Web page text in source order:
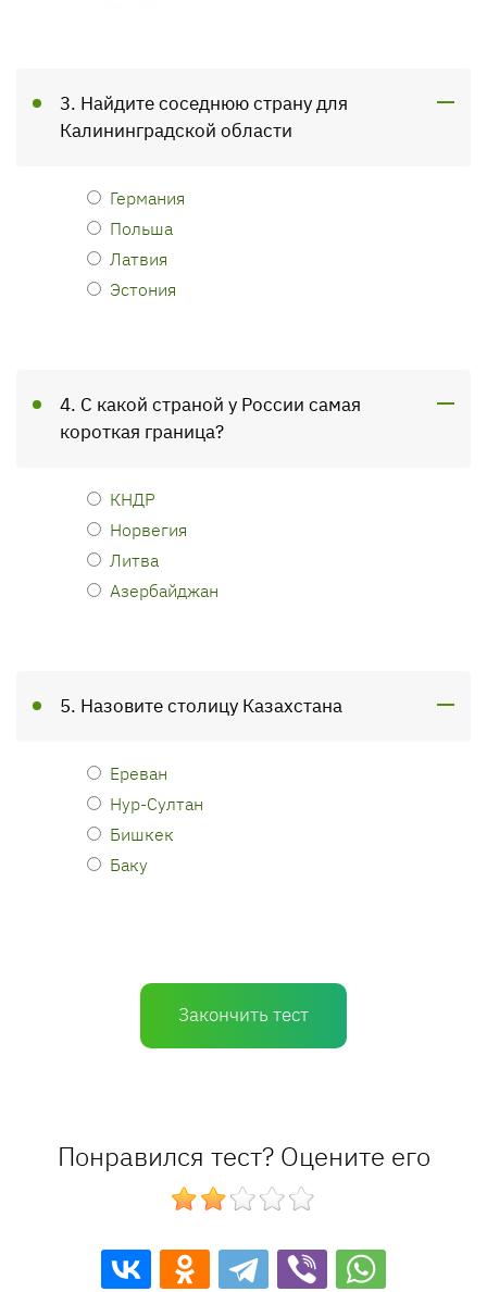
3. Найдите соседнюю страну для
Калининградской области
Германия
Польша
Латвия
Эстония
4. С какой страной у России самая
короткая граница?
КНДР
Норвегия
Литва
Азербайджан
5. Назовите столицу Казахстана
Ереван
Нур-Султан
Бишкек
Баку
Закончить тест
Понравился тест? Оцените его